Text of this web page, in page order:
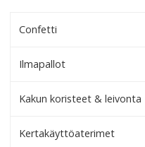
Confetti
Ilmapallot
Kakun koristeet & leivonta
Kertakäyttöaterimet